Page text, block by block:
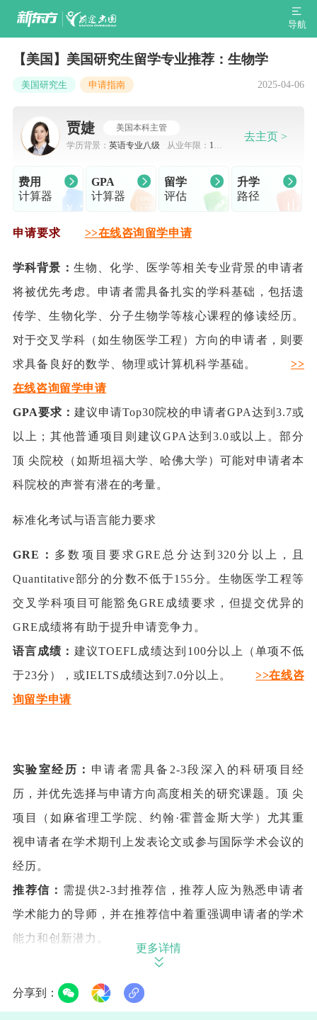
导航
【美国】美国研究生留学专业推荐：生物学
美国研究生 申请指南 2025-04-06
贾婕
美国本科主管
学历背景： 英语专业八级 从业年限： 10
去主页 >
费用
计算器
GPA
计算器
留学
评估
升学
路径
申请要求 >>在线咨询留学申请
学科背景： 生物、化学、医学等相关专业背景的申请者
将被优先考虑。申请者需具备扎实的学科基础，包括遗
传学、生物化学、分子生物学等核心课程的修读经历。
对于交叉学科（如生物医学工程）方向的申请者，则要
求具备良好的数学、物理或计算机科学基础。
>>
在线咨询留学申请
GPA要求： 建议申请Top30院校的申请者GPA达到3.7或
以上；其他普通项目则建议GPA达到3.0或以上。部分
顶 尖院校（如斯坦福大学、哈佛大学）可能对申请者本
科院校的声誉有潜在的考量。
标准化考试与语言能力要求
GRE： 多数项目要求GRE总分达到320分以上，且
Quantitative部分的分数不低于155分。生物医学工程等
交叉学科项目可能豁免GRE成绩要求，但提交优异的
GRE成绩将有助于提升申请竞争力。
语言成绩： 建议TOEFL成绩达到100分以上（单项不低
于23分），或IELTS成绩达到7.0分以上。
>>在线咨
询留学申请
实验室经历： 申请者需具备2-3段深入的科研项目经
历，并优先选择与申请方向高度相关的研究课题。顶 尖
项目（如麻省理工学院、约翰·霍普金斯大学）尤其重
视申请者在学术期刊上发表论文或参与国际学术会议的
经历。
推荐信： 需提供2-3封推荐信，推荐人应为熟悉申请者
学术能力的导师，并在推荐信中着重强调申请者的学术
能力和创新潜力。
以下为生物学相关专业方向及推荐院校：
>>在线咨
更多详情
分享到：